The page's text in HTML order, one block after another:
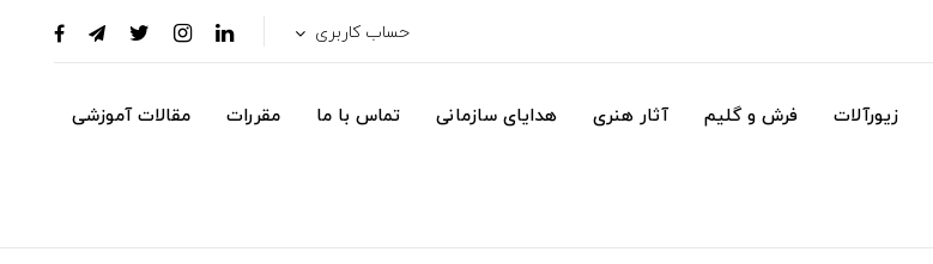
حساب کاربری
زیورآلات فرش و گلیم آثار هنری هدایای سازمانی تماس با ما مقررات مقالات آموزشی